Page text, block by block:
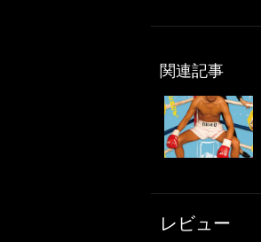
関連記事
レビュー